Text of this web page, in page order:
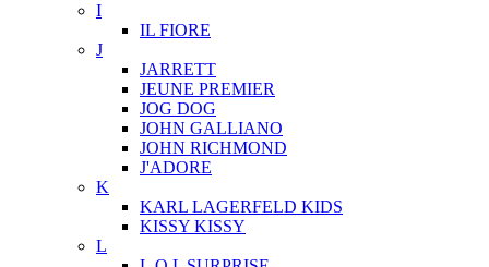
I
IL FIORE
J
JARRETT
JEUNE PREMIER
JOG DOG
JOHN GALLIANO
JOHN RICHMOND
J'ADORE
K
KARL LAGERFELD KIDS
KISSY KISSY
L